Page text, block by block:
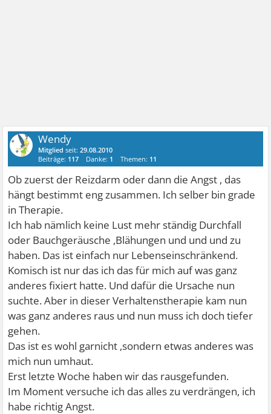
Wendy
Mitglied seit:29.08.2010
Beiträge: 117 Danke: 1 Themen: 11
Ob zuerst der Reizdarm oder dann die Angst , das
hängt bestimmt eng zusammen. Ich selber bin grade
in Therapie.
Ich hab nämlich keine Lust mehr ständig Durchfall
oder Bauchgeräusche ,Blähungen und und und zu
haben. Das ist einfach nur Lebenseinschränkend.
Komisch ist nur das ich das für mich auf was ganz
anderes fixiert hatte. Und dafür die Ursache nun
suchte. Aber in dieser Verhaltenstherapie kam nun
was ganz anderes raus und nun muss ich doch tiefer
gehen.
Das ist es wohl garnicht ,sondern etwas anderes was
mich nun umhaut.
Erst letzte Woche haben wir das rausgefunden.
Im Moment versuche ich das alles zu verdrängen, ich
habe richtig Angst.